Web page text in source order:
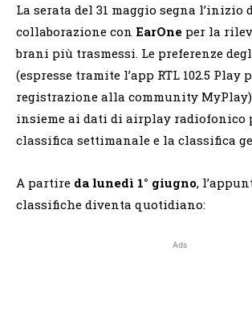
La serata del 31 maggio segna l’inizio
collaborazione con EarOne per la
brani più trasmessi. Le preferenze
(espresse tramite l’app RTL 102.5 Play
registrazione alla community
insieme ai dati di airplay radiofonico
classifica settimanale e la classifica
A partire da lunedì 1° giugno,
classifiche diventa quotidiano:
Ads